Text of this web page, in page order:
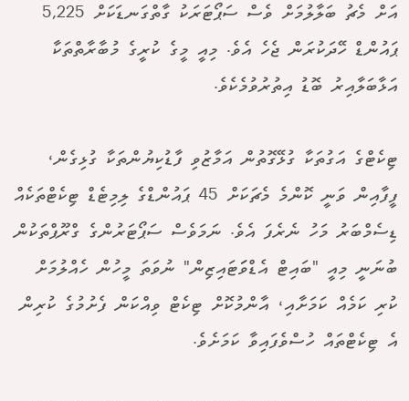
އަށް މެޗު ބަލާލުމަށް ވެސް ސަޕޯޓަރަކު ގާތްގަނޑަކަށް 5,225
ޕައުންޑް ހޭދަކުރަން ޖެހެ އެވެ. މިއީ މީގެ ކުރީގެ މުބާރާތްތަކާ
އަޅާބަލާއިރު ބޮޑު އިތުރުވުމެކެވެ.
ޓިކެޓްގެ އަގުތަކާ ގުޅޭގޮތުން އަމާޒުވި ފާޑުކިޔުންތަކާ ގުޅިގެން،
ފީފާއިން ވަނީ ކޮންމެ މެޗަކަށް 45 ޕައުންޑްގެ ލިމިޓެޑް ޓިކެޓްތަކެއް
ޑިސެމްބަރު މަހު ނެރެފަ އެވެ. ނަމަވެސް ސަޕޯޓަރުންގެ ގްރޫޕްތަކުން
ބުނަނީ މިއީ "ބައިޓް އެޑްވަަޓައިޒިން" ނުވަތަ މީހުން ހެއްލުމަށް
ކުރި ކަމެއް ކަމަށާއި، އާންމުކޮށް ޓިކެޓް ވިއްކަން ފެށުމުގެ ކުރިން
އެ ޓިކެޓްތައް ހުސްވެފައިވާ ކަމަށެވެ.